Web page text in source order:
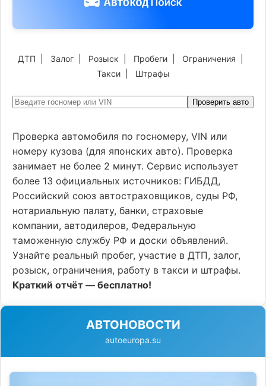
ДТП Залог Розыск Пробеги Ограничения
Такси| Штрафы
Проверить авто
Проверка автомобиля по госномеру, VIN или
номеру кузова (для японских авто). Проверка
занимает не более 2 минут. Сервис использует
более 13 официальных источников: ГИБДД,
Российский союз автостраховщиков, суды РФ,
нотариальную палату, банки, страховые
компании, автодилеров, Федеральную
таможенную службу РФ и доски объявлений.
Узнайте реальный пробег, участие в ДТП, залог,
розыск, ограничения, работу в такси и штрафы.
Краткий отчёт — бесплатно!
АВТОНОВОСТИ
autoeuropa.su